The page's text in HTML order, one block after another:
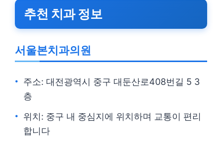
추천 치과 정보
서울본치과의원
주소: 대전광역시 중구 대둔산로408번길 5 3
층
위치: 중구 내 중심지에 위치하며 교통이 편리
합니다